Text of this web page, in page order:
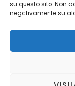
su questo sito. Non
negativamente su